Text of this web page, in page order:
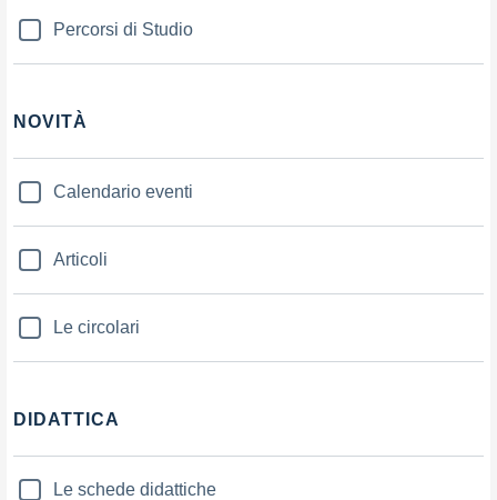
Percorsi di Studio
NOVITÀ
Calendario eventi
Articoli
Le circolari
DIDATTICA
Le schede didattiche